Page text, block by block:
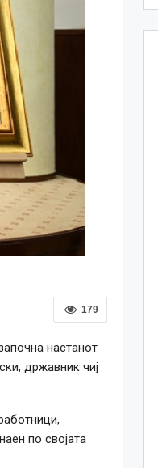
179
настанот
државник чиј
по својата